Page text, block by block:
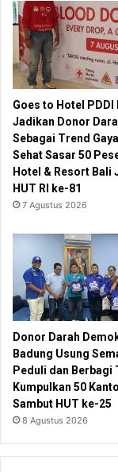
Goes to Hotel PDDI
Jadikan Donor
Sebagai Trend
Sehat Sasar 50
Hotel & Resort Bali
HUT RI ke-81
7 Agustus 2026
Donor Darah
Badung Usung
Peduli dan Berbagi
Kumpulkan 50
Sambut HUT ke-25
8 Agustus 2026